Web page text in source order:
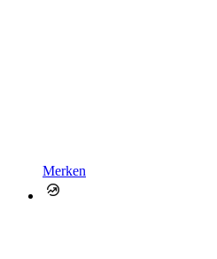
Merken